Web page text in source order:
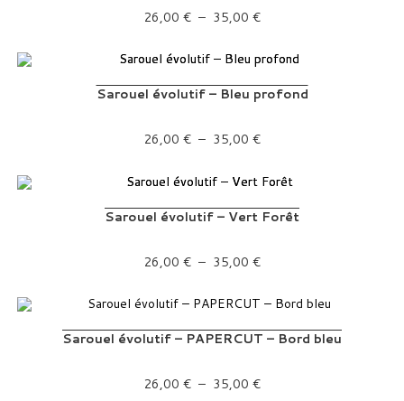
26,00 € – 35,00 €Plage de prix : 26,00 € à 35,00 €
Sarouel évolutif – Bleu profond
26,00 € – 35,00 €Plage de prix : 26,00 € à 35,00 €
Sarouel évolutif – Vert Forêt
26,00 € – 35,00 €Plage de prix : 26,00 € à 35,00 €
Sarouel évolutif – PAPERCUT – Bord bleu
26,00 € – 35,00 €Plage de prix : 26,00 € à 35,00 €